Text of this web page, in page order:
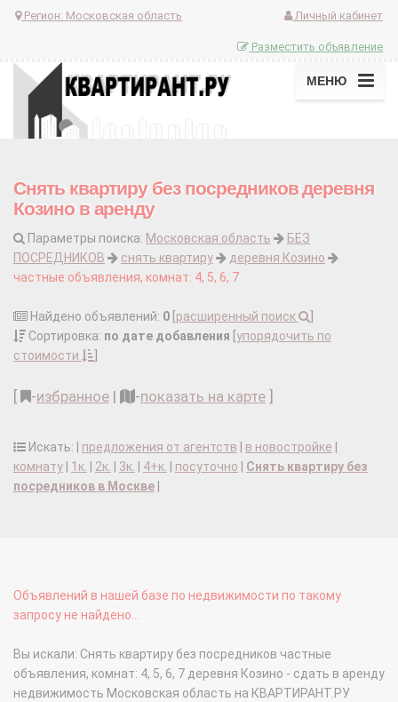
Регион: Московская область Личный кабинет
Разместить объявление
МЕНЮ
Снять квартиру без посредников деревня
Козино в аренду
Параметры поиска: Московская область
БЕЗ
ПОСРЕДНИКОВ
снять квартиру
деревня Козино
частные объявления, комнат: 4, 5, 6, 7
Найдено объявлений: 0 расширенный поиск
Сортировка: по дате добавления упорядочить по
стоимости
-избранное | -показать на карте
Искать: | предложения от агентств в новостройке
комнату
1к. 2к. 3к. 4+к. посуточно
Снять квартиру без
посредников в Москве
Объявлений в нашей базе по недвижимости по такому
запросу не найдено...
Вы искали: Снять квартиру без посредников частные
объявления, комнат: 4, 5, 6, 7 деревня Козино - сдать в аренду
недвижимость Московская область на КВАРТИРАНТ.РУ